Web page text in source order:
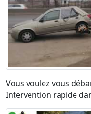
Vous voulez vous
Intervention rapide